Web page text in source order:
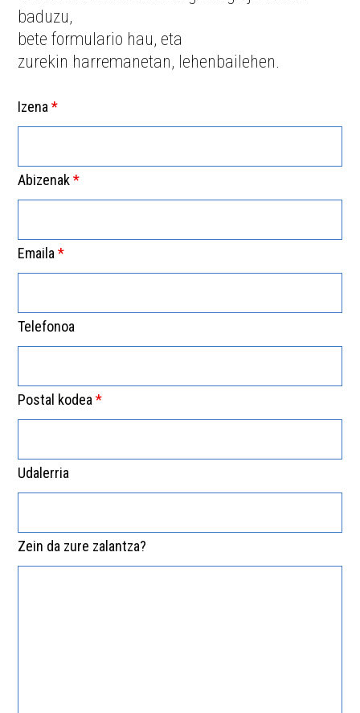
baduzu,
bete formulario hau, eta
zurekin harremanetan, lehenbailehen.
Izena*
Abizenak*
Emaila*
Telefonoa
Postal kodea*
Udalerria
Zein da zure zalantza?